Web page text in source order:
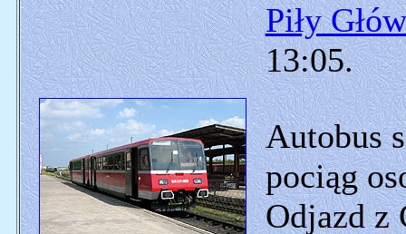
Piły
13:05.
Autobus
pociąg
Odjazd z